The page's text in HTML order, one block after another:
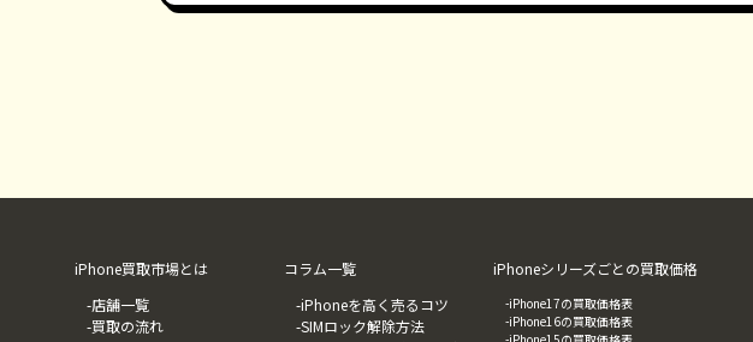
iPhone買取市場とは
-店舗一覧
-買取の流れ
コラム一覧
-iPhoneを高く売るコツ
-SIMロック解除方法
iPhoneシリーズごとの買取価格
-iPhone17の買取価格表
-iPhone16の買取価格表